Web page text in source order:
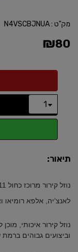
מק"ט :N4VSCBJNUA
₪80
תיאור:
לאנצ’יה, אלפא רומיאו
נוזל קירור איכותי,
וביצועים גבוהים ברמת